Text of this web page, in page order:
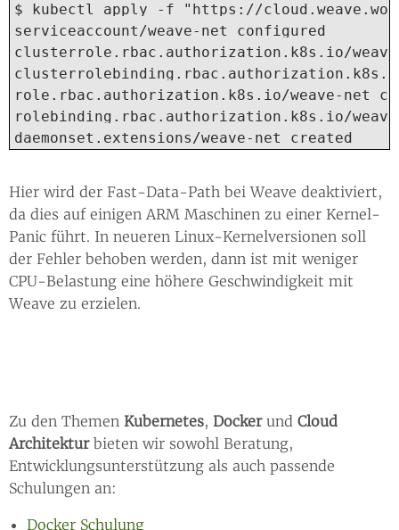
$ kubectl apply -f "https://
serviceaccount/weave-net configured
clusterrole.rbac.authorization.k8s.io/
role.rbac.authorization.k8s.io/weave-net
rolebinding.rbac.authorization.k8s.io/
daemonset.extensions/weave-net created
Hier wird der Fast-Data-Path bei Weave deaktiviert,
da dies auf einigen ARM Maschinen zu einer Kernel-
Panic führt. In neueren Linux-Kernelversionen soll
der Fehler behoben werden, dann ist mit weniger
CPU-Belastung eine höhere Geschwindigkeit mit
Weave zu erzielen.
Zu den Themen Kubernetes, Dockerund Cloud
Architekturbieten wir sowohl Beratung,
Entwicklungsunterstützung als auch passende
Schulungen an:
Docker Schulung